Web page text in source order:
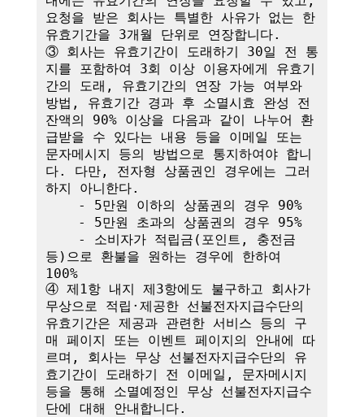
요청을 받은 회사는 특별한 사유가 없는 한
유효기간을 3개월 단위로 연장합니다.
③ 회사는 유효기간이 도래하기 30일 전 통
지를 포함하여 3회 이상 이용자에게 유효기
간의 도래, 유효기간의 연장 가능 여부와
방법, 유효기간 경과 후 소멸시효 완성 전
잔액의 90% 이상을 다음과 같이 나누어 환
급받을 수 있다는 내용 등을 이메일 또는
문자메시지 등의 방법으로 통지하여야 합니
다. 다만, 전자형 상품권인 경우에는 그러
하지 아니한다.
등)으로 환불을 원하는 경우에 한하여
100%
④ 제1항 내지 제3항에도 불구하고 회사가
무상으로 적립·제공한 선불전자지급수단의
유효기간은 제공과 관련한 서비스 등의 구
매 페이지 또는 이벤트 페이지의 안내에 따
르며, 회사는 무상 선불전자지급수단의 유
효기간이 도래하기 전 이메일, 문자메시지
등을 통해 소멸예정인 무상 선불전자지급수
단에 대해 안내합니다.